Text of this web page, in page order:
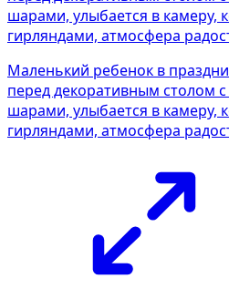
Маленький ребенок в
перед декоративным столом
шарами, улыбается в камеру,
гирляндами, атмосфера